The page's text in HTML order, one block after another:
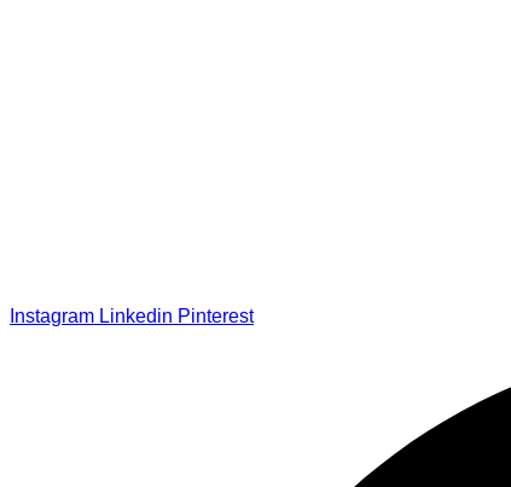
Instagram Linkedin Pinterest